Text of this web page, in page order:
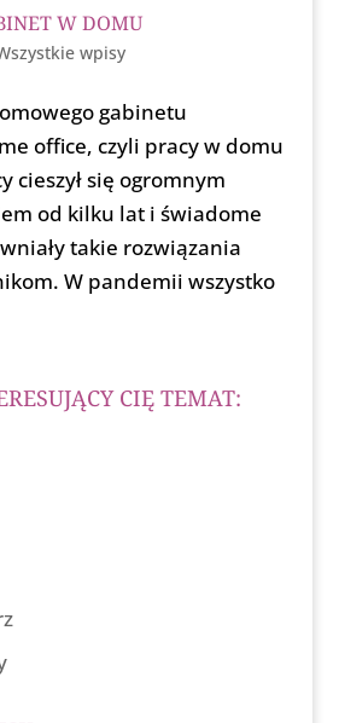
W DOMU
wpisy
gabinetu
office, czyli pracy w domu
cieszył się ogromnym
od kilku lat i świadome
takie rozwiązania
W pandemii wszystko
CIĘ TEMAT: